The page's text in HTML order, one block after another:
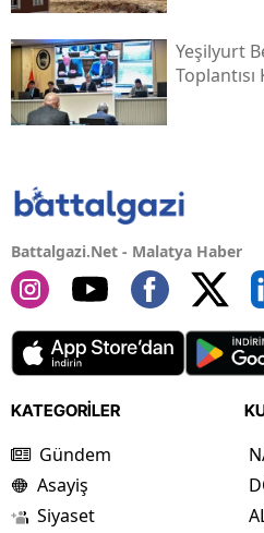
Yeşilyurt
Toplantısı
Battalgazi.Net - Malatya Haber
KATEGORİLER
Gündem
Asayiş
Siyaset